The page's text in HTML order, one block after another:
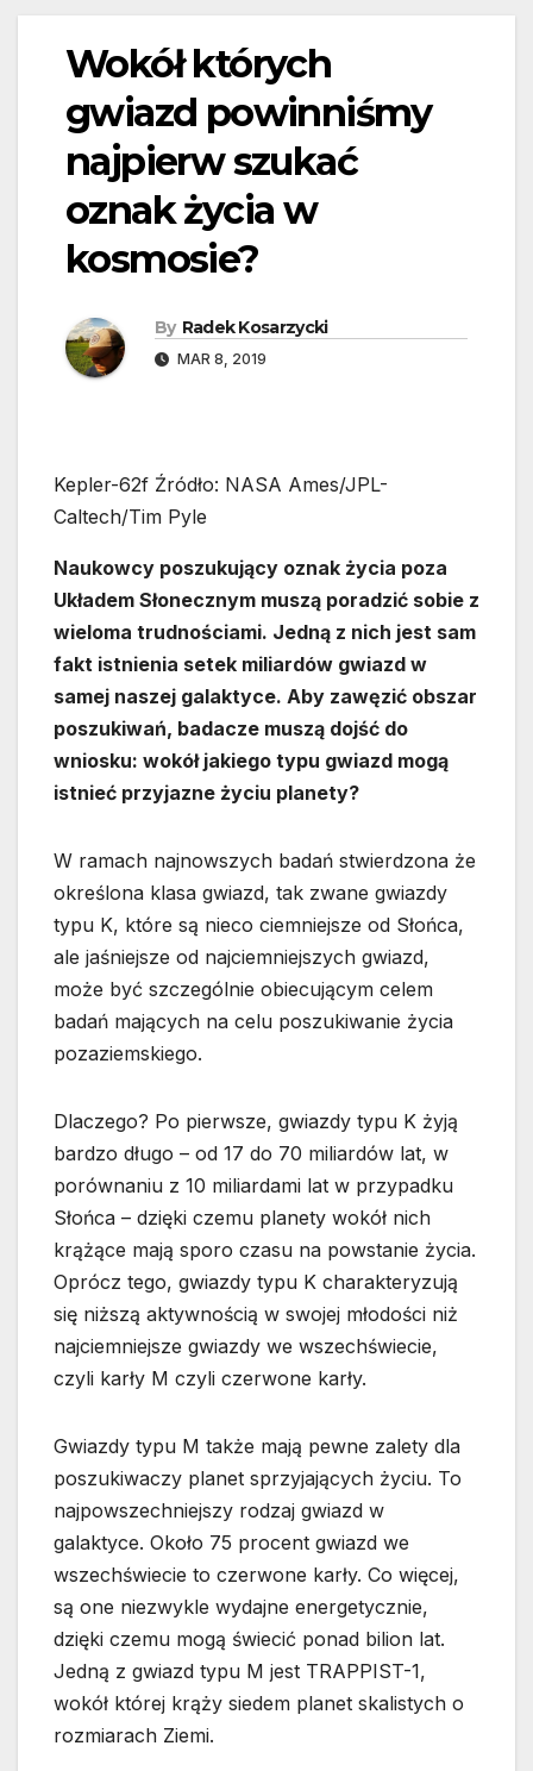
Wokół których
gwiazd powinniśmy
najpierw szukać
oznak życia w
kosmosie?
By Radek Kosarzycki
MAR 8, 2019
Kepler-62f Źródło: NASA Ames/JPL-
Caltech/Tim Pyle
Naukowcy poszukujący oznak życia poza
Układem Słonecznym muszą poradzić sobie z
wieloma trudnościami. Jedną z nich jest sam
fakt istnienia setek miliardów gwiazd w
samej naszej galaktyce. Aby zawęzić obszar
poszukiwań, badacze muszą dojść do
wniosku: wokół jakiego typu gwiazd mogą
istnieć przyjazne życiu planety?
W ramach najnowszych badań stwierdzona że
określona klasa gwiazd, tak zwane gwiazdy
typu K, które są nieco ciemniejsze od Słońca,
ale jaśniejsze od najciemniejszych gwiazd,
może być szczególnie obiecującym celem
badań mających na celu poszukiwanie życia
pozaziemskiego.
Dlaczego? Po pierwsze, gwiazdy typu K żyją
bardzo długo – od 17 do 70 miliardów lat, w
porównaniu z 10 miliardami lat w przypadku
Słońca – dzięki czemu planety wokół nich
krążące mają sporo czasu na powstanie życia.
Oprócz tego, gwiazdy typu K charakteryzują
się niższą aktywnością w swojej młodości niż
najciemniejsze gwiazdy we wszechświecie,
czyli karły M czyli czerwone karły.
Gwiazdy typu M także mają pewne zalety dla
poszukiwaczy planet sprzyjających życiu. To
najpowszechniejszy rodzaj gwiazd w
galaktyce. Około 75 procent gwiazd we
wszechświecie to czerwone karły. Co więcej,
są one niezwykle wydajne energetycznie,
dzięki czemu mogą świecić ponad bilion lat.
Jedną z gwiazd typu M jest TRAPPIST-1,
wokół której krąży siedem planet skalistych o
rozmiarach Ziemi.